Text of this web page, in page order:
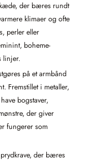
der bæres rundt
klimaer og ofte
perler eller
boheme-
linjer.
på et armbånd
Fremstillet i metaller,
bogstaver,
der giver
fungerer som
der bæres